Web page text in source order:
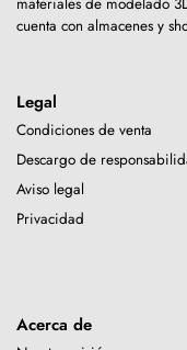
materiales de modelado
cuenta con almacenes y
Legal
Condiciones de venta
Descargo de
Aviso legal
Privacidad
Acerca de